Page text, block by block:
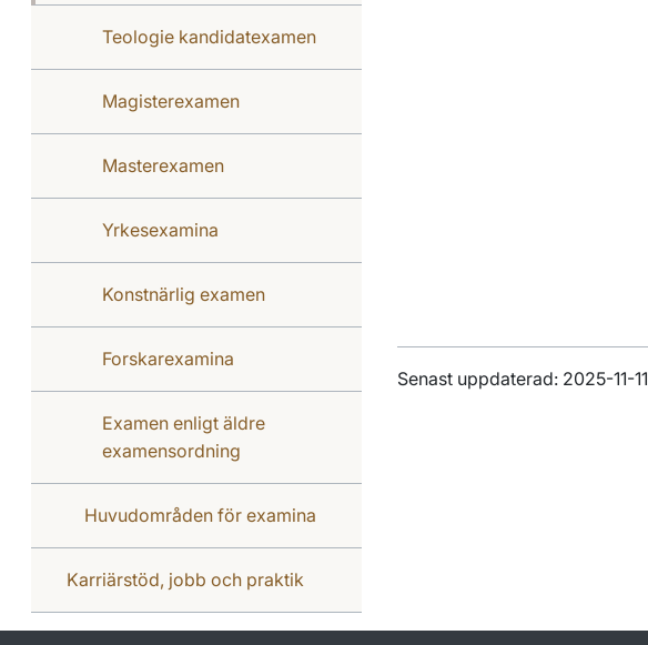
Teologie kandidatexamen
Magisterexamen
Masterexamen
Yrkesexamina
Konstnärlig examen
Forskarexamina
Examen enligt äldre
examensordning
Huvudområden för examina
Karriärstöd, jobb och praktik
Senast uppdaterad: 2025-11-11